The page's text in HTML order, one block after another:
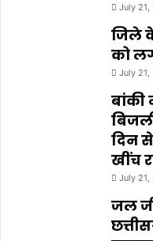
July
जिले
को
July
बांकी
दिन से
खींच
July
जल